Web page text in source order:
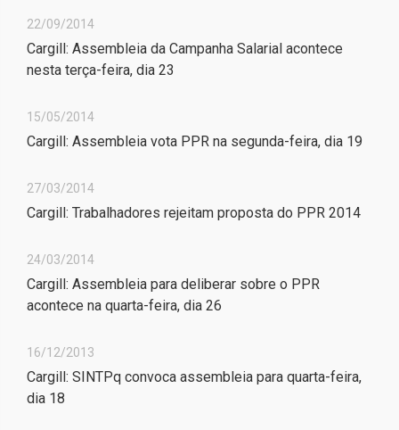
22/09/2014
Cargill: Assembleia da Campanha Salarial acontece
nesta terça-feira, dia 23
15/05/2014
Cargill: Assembleia vota PPR na segunda-feira, dia 19
27/03/2014
Cargill: Trabalhadores rejeitam proposta do PPR 2014
24/03/2014
Cargill: Assembleia para deliberar sobre o PPR
acontece na quarta-feira, dia 26
16/12/2013
Cargill: SINTPq convoca assembleia para quarta-feira,
dia 18